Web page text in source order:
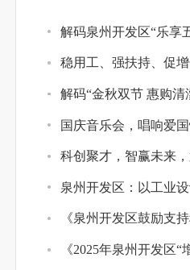
解码泉州开发区“乐享
稳用工、强扶持、促
解码“金秋双节 惠购清
国庆音乐会，唱响爱
科创聚才，智赢未来
泉州开发区：以工业
《泉州开发区鼓励支
《2025年泉州开发区